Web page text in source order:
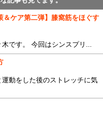
＆ケア第二弾】膝窩筋をほぐす
です。 今回はシンスプリ...
動をした後のストレッチに気